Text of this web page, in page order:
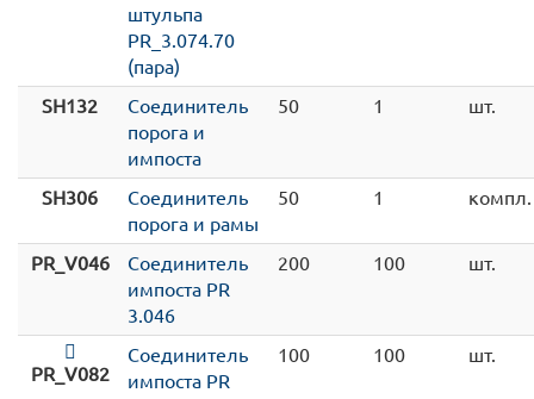
штульпа
PR_3.074.70
(пара)
SH132
Соединитель
порога и
импоста
50 1 шт.
SH306
Соединитель
порога и рамы
50 1 компл.
PR_V046
Соединитель
импоста PR
3.046
200 100 шт.
PR_V082
Соединитель
импоста PR
100 100 шт.